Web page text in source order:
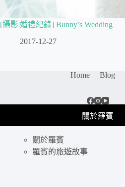
[攝影|婚禮紀錄] Bunny’s Wedding
2017-12-27
Home Blog
關於羅賓
關於羅賓
羅賓的旅遊故事